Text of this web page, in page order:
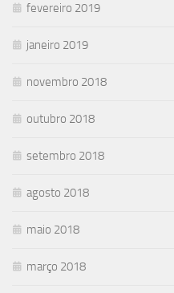
fevereiro 2019
janeiro 2019
novembro 2018
outubro 2018
setembro 2018
agosto 2018
maio 2018
março 2018